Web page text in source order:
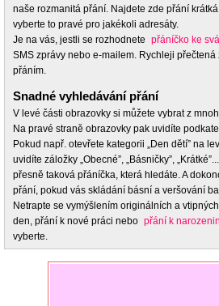
naše rozmanitá přání. Najdete zde přání
vyberte to pravé pro jakékoli adresáty.
Je na vás, jestli se rozhodnete přáníčko ke
SMS zprávy nebo e-mailem. Rychleji
přáním.
Snadné vyhledávání přání
V levé části obrazovky si můžete vybrat z
Na pravé straně obrazovky pak uvidíte
Pokud např. otevřete kategorii „Den dětí” na
uvidíte záložky „Obecné”, „Básničky”,
přesně taková přáníčka, která hledáte. A
přání, pokud vás skládání básní a veršování
Netrapte se vymýšlením originálních a
den, přání k nové práci nebo přání k
vyberte.